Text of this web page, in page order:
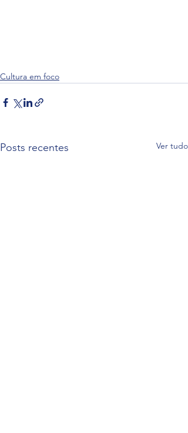
Cultura em foco
Posts recentes Ver tudo